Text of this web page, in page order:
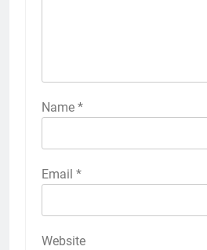
Name *
Email *
Website